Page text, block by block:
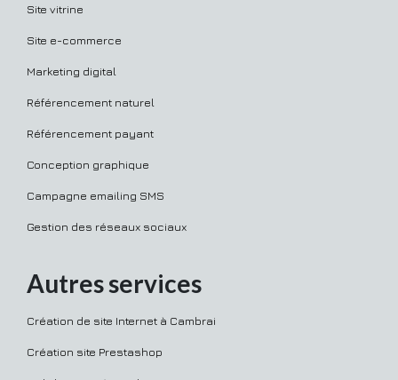
Site vitrine
Site e-commerce
Marketing digital
Référencement naturel
Référencement payant
Conception graphique
Campagne emailing SMS
Gestion des réseaux sociaux
Autres services
Création de site Internet à Cambrai
Création site Prestashop